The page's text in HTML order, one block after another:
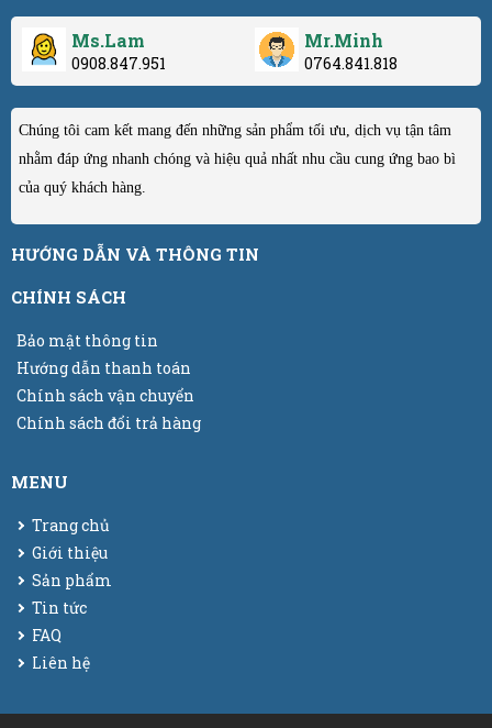
Ms.Lam
0908.847.951
Mr.Minh
0764.841.818
Chúng tôi cam kết mang đến những sản phẩm tối ưu, dịch vụ tận tâm
nhằm đáp ứng nhanh chóng và hiệu quả nhất nhu cầu cung ứng bao bì
của quý khách hàng.
HƯỚNG DẪN VÀ THÔNG TIN
CHÍNH SÁCH
Bảo mật thông tin
Hướng dẫn thanh toán
Chính sách vận chuyển
Chính sách đổi trả hàng
MENU
Trang chủ
Giới thiệu
Sản phẩm
Tin tức
FAQ
Liên hệ